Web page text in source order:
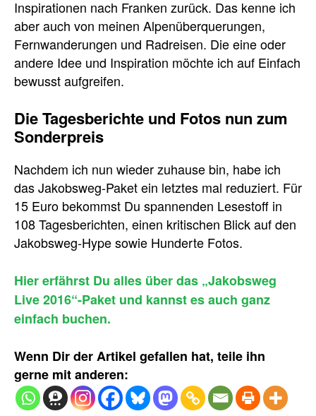
Inspirationen nach Franken zurück. Das kenne ich
aber auch von meinen Alpenüberquerungen,
Fernwanderungen und Radreisen. Die eine oder
andere Idee und Inspiration möchte ich auf Einfach
bewusst aufgreifen.
Die Tagesberichte und Fotos nun zum
Sonderpreis
Nachdem ich nun wieder zuhause bin, habe ich
das Jakobsweg-Paket ein letztes mal reduziert. Für
15 Euro bekommst Du spannenden Lesestoff in
108 Tagesberichten, einen kritischen Blick auf den
Jakobsweg-Hype sowie Hunderte Fotos.
Hier erfährst Du alles über das „Jakobsweg
Live 2016“-Paket und kannst es auch ganz
einfach buchen.
Wenn Dir der Artikel gefallen hat, teile ihn
gerne mit anderen: